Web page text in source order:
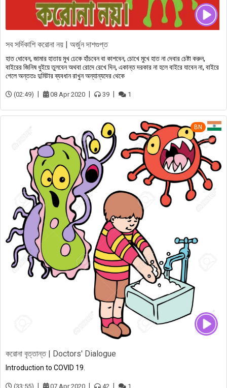
সব সর্দিকাশি করোনা নয় | অর্জুন দাশগুপ্ত
হাত ধোবেন, জামার হাতায় মুখ ঢেকে হাঁচবেন বা কাশবেন, চোখে মুখে হাত না দেবার চেষ্টা করুন,
বাইরের জিনিষ ধুইয়ে তুলবেন অথবা রোদে রেখে দিন, একান্ত দরকার না হলে বাইরে যাবেন না, বাইরে
গেলে অন্ততঃ দুমিটার ব্যবধান রাখুন অন্যান্যদের থেকে
(02:49) 08 Apr 2020 39 1
করোনা বৃত্তান্ত | Doctors' Dialogue
BN
Introduction to COVID 19.
(33:55) 07 Apr 2020 42 1